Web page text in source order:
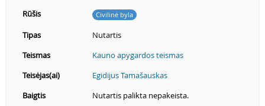
Rūšis
Civilinė byla
Tipas
Nutartis
Teismas
Kauno apygardos teismas
Teisėjas(ai)
Egidijus Tamašauskas
Baigtis
Nutartis palikta nepakeista.